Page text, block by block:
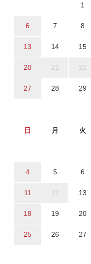
1
6 7 8
13 14 15
20 21 22
27 28 29
日 月 火
4 5 6
11 12 13
18 19 20
25 26 27